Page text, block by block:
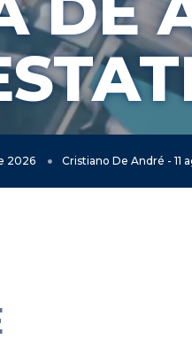
2026 Cristiano De André - 11